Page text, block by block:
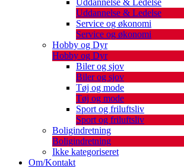
Uddannelse & Ledelse
Uddannelse & Ledelse
Service og økonomi
Service og økonomi
Hobby og Dyr
Hobby og Dyr
Biler og sjov
Biler og sjov
Tøj og mode
Tøj og mode
Sport og friluftsliv
Sport og friluftsliv
Boligindretning
Boligindretning
Ikke kategoriseret
Om/Kontakt